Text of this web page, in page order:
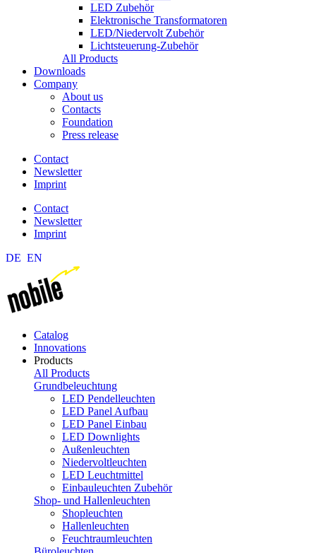
LED Zubehör
Elektronische Transformatoren
LED/Niedervolt Zubehör
Lichtsteuerung-Zubehör
All Products
Downloads
Company
About us
Contacts
Foundation
Press release
Contact
Newsletter
Imprint
Contact
Newsletter
Imprint
DE EN
Catalog
Innovations
Products
All Products
Grundbeleuchtung
LED Pendelleuchten
LED Panel Aufbau
LED Panel Einbau
LED Downlights
Außenleuchten
Niedervoltleuchten
LED Leuchtmittel
Einbauleuchten Zubehör
Shop- und Hallenleuchten
Shopleuchten
Hallenleuchten
Feuchtraumleuchten